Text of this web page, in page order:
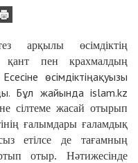
арқылы өсімдіктің
қант пен крахмалдың
өсімдіктің ақуызы
Бұл жайында islam.kz
сілтеме жасай отырып
ғалымдары ғаламдық
етілсе де тағамның
отыр. Нәтижесінде